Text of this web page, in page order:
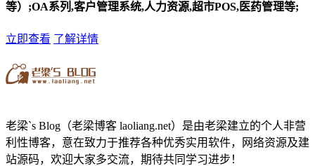
等）;OA系列,客户管理系统,人力资源,超市POS,医药管理等;
立即查看 了解详情
老梁`s Blog（老梁博客 laoliang.net）是由老梁建立的个人非营
利性博客，意在致力于推荐各种优秀实用软件，网络资源及建
站源码，欢迎大家多交流，期待共同学习进步！